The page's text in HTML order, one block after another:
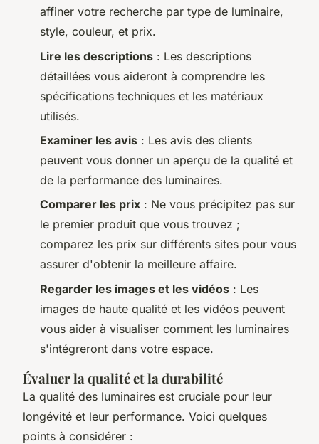
affiner votre recherche par type de luminaire,
style, couleur, et prix.
Lire les descriptions : Les descriptions
détaillées vous aideront à comprendre les
spécifications techniques et les matériaux
utilisés.
Examiner les avis : Les avis des clients
peuvent vous donner un aperçu de la qualité et
de la performance des luminaires.
Comparer les prix : Ne vous précipitez pas sur
le premier produit que vous trouvez ;
comparez les prix sur différents sites pour vous
assurer d'obtenir la meilleure affaire.
Regarder les images et les vidéos : Les
images de haute qualité et les vidéos peuvent
vous aider à visualiser comment les luminaires
s'intégreront dans votre espace.
Évaluer la qualité et la durabilité
La qualité des luminaires est cruciale pour leur
longévité et leur performance. Voici quelques
points à considérer :